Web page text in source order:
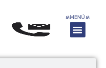
🚸MENÚ 🚸